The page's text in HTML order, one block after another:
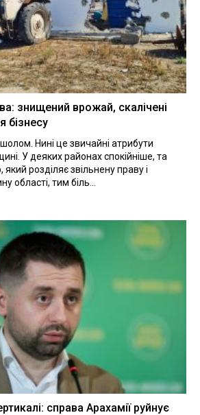
знищений врожай, скалічені
бізнесу
Нині це звичайні атрибути
У деяких районах спокійніше, та
розділяє звільнену праву і
області, тим біль...
справа Арахамії руйнує